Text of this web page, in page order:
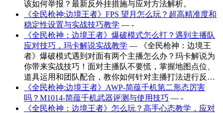
该如何举报？最新反外挂措施与应对方法解析。
《全民枪神:边境王者》FPS 望月怎么玩？超高精准度和
稳定性设置与实战技巧教学 — -
《全民枪神：边境王者》爆破模式怎么打？遇到主播队
应对技巧，玛卡解说实战教学 — 《全民枪神：边境王
者》爆破模式遇到对面有两个主播怎么办？玛卡解说为
你带来实战技巧！面对主播队不要慌，掌握地图点位、
道具运用和团队配合，教你如何针对主播打法进行反…
《全民枪神:边境王者》AWP-简蕴千机第二形态厉害
吗？M1014-简蕴千机武器评测与使用技巧 — -
《全民枪神：边境王者》怎么玩？高手心态教学，应对